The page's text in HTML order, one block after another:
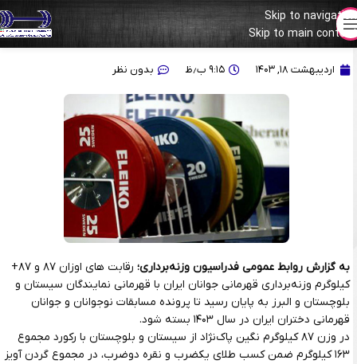
Skip to navigation
Skip to main content
طلای ۸۷ برای سیستان و بلوچستان، طلای فوق برای البرز
اردیبهشت ۱۸, ۱۴۰۳ ۹:۱۵ ب٫ظ بدون نظر
به گزارش روابط عمومی فدراسیون وزنه‌برداری؛
رقابت های اوزان ۸۷ و ۸۷+
کیلوگرم وزنه‌برداری قهرمانی جوانان ایران با قهرمانی نمایندگان سیستان و
بلوچستان و البرز به پایان رسید تا پرونده مسابقات نوجوانان و جوانان
قهرمانی دختران ایران در سال ۱۴۰۳ بسته شود.
در وزن ۸۷ کیلوگرم نگین پاک‌نژاد از سیستان و بلوچستان با رکورد مجموع
۱۶۳ کیلوگرم ضمن کسب طلای یکضرب و نقره دوضرب، در مجموع گردن آویز